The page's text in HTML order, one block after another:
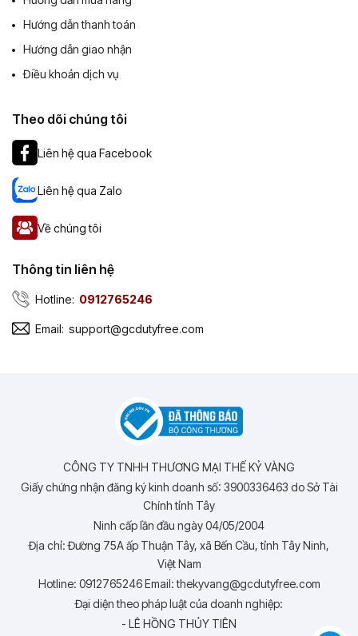
Hướng dẫn thanh toán
Hướng dẫn giao nhận
Điều khoản dịch vụ
Theo dõi chúng tôi
Liên hệ qua Facebook
Liên hệ qua Zalo
Về chúng tôi
Thông tin liên hệ
Hotline: 0912765246
Email: support@gcdutyfree.com
CÔNG TY TNHH THƯƠNG MẠI THẾ KỶ VÀNG
Giấy chứng nhận đăng ký kinh doanh số: 3900336463 do Sở Tài
Chính tỉnh Tây
Ninh cấp lần đầu ngày 04/05/2004
Địa chỉ: Đường 75A ấp Thuận Tây, xã Bến Cầu, tỉnh Tây Ninh,
Việt Nam
Hotline: 0912765246 Email: thekyvang@gcdutyfree.com
Đại diện theo pháp luật của doanh nghiệp:
- LÊ HỒNG THỦY TIÊN